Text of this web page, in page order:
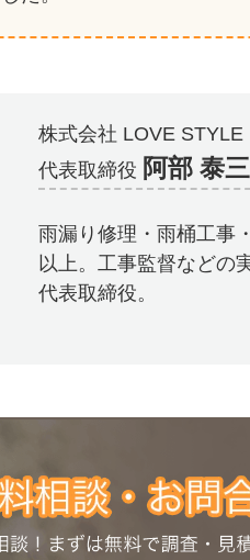
株式会社 LOVE STYLE
代表取締役 阿部 泰三
雨漏り修理・雨桶工事
以上。工事監督などの
代表取締役。